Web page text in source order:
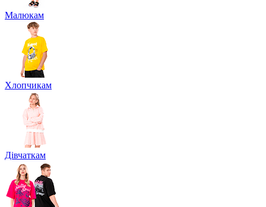
Малюкам
Хлопчикам
Дівчаткам